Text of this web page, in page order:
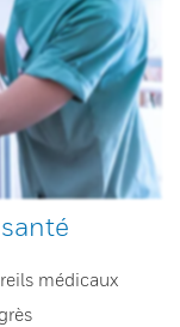
médicaux